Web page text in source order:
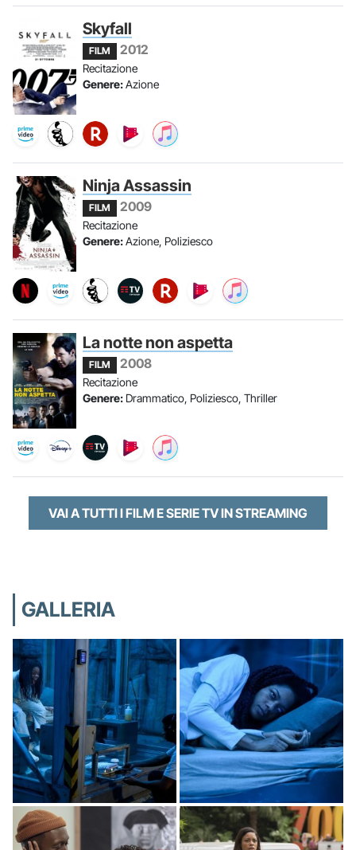
Skyfall
FILM 2012
Recitazione
Genere:Azione
Ninja Assassin
FILM 2009
Recitazione
Genere:Azione, Poliziesco
La notte non aspetta
FILM 2008
Recitazione
Genere: Drammatico, Poliziesco, Thriller
VAI A TUTTI I FILM E SERIE TV IN STREAMING
GALLERIA